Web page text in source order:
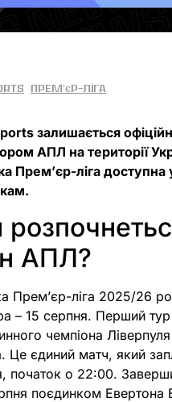
Прем'єр-ліга
залишається
АПЛ на території
Прем’єр-ліга доступна
АПЛ?
Прем’єр-ліга 2025/26
– 15 серпня. Перший тур
чемпіона
Це єдиний матч, який
початок о 22:00.
поєдинком Евертона